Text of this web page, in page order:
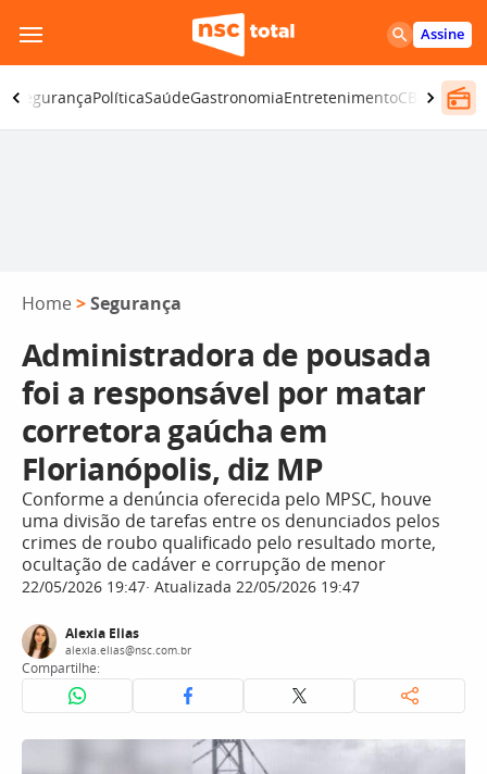
para
o
conteúdo
Assine
SegurançaPolíticaSaúdeGastronomiaEntretenimentoCBN
Home >Segurança
Administradora de pousada
foi a responsável por matar
corretora gaúcha em
Florianópolis, diz MP
Conforme a denúncia oferecida pelo MPSC, houve
uma divisão de tarefas entre os denunciados pelos
crimes de roubo qualificado pelo resultado morte,
ocultação de cadáver e corrupção de menor
22/05/2026 19:47 Atualizada 22/05/2026 19:47
Alexia Elias
alexia.elias@nsc.com.br
Compartilhe: